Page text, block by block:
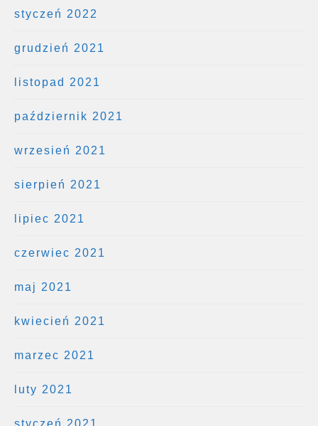
styczeń 2022
grudzień 2021
listopad 2021
październik 2021
wrzesień 2021
sierpień 2021
lipiec 2021
czerwiec 2021
maj 2021
kwiecień 2021
marzec 2021
luty 2021